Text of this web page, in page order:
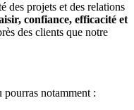
des projets et des relations
confiance, efficacité et
des clients que notre
pourras notamment :